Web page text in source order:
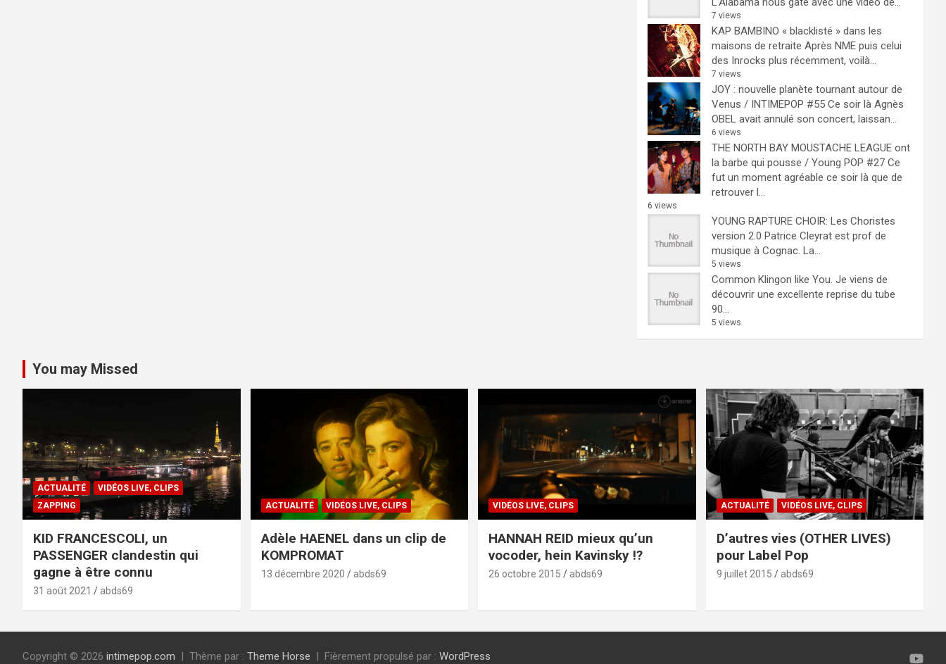
7 views
KAP BAMBINO « blacklisté » dans les
maisons de retraite Après NME puis celui
des Inrocks plus récemment, voilà...
7 views
JOY : nouvelle planète tournant autour de
Venus / INTIMEPOP #55 Ce soir là Agnès
OBEL avait annulé son concert, laissan...
6 views
THE NORTH BAY MOUSTACHE LEAGUE ont
la barbe qui pousse / Young POP #27 Ce
fut un moment agréable ce soir là que de
retrouver l...
6 views
YOUNG RAPTURE CHOIR: Les Choristes
version 2.0 Patrice Cleyrat est prof de
musique à Cognac. La...
5 views
Common Klingon like You. Je viens de
découvrir une excellente reprise du tube
90...
5 views
You may Missed
ACTUALITÉ
VIDÉOS LIVE, CLIPS
ZAPPING
KID FRANCESCOLI, un
PASSENGER clandestin qui
gagne à être connu
31 août 2021 abds69
ACTUALITÉ VIDÉOS LIVE, CLIPS
Adèle HAENEL dans un clip de
KOMPROMAT
13 décembre 2020 abds69
VIDÉOS LIVE, CLIPS
HANNAH REID mieux qu’un
vocoder, hein Kavinsky !?
26 octobre 2015 abds69
ACTUALITÉ VIDÉOS LIVE, CLIPS
D’autres vies (OTHER LIVES)
pour Label Pop
9 juillet 2015 abds69
Copyright © 2026 intimepop.com Thème par : Theme Horse Fièrement propulsé par : WordPress